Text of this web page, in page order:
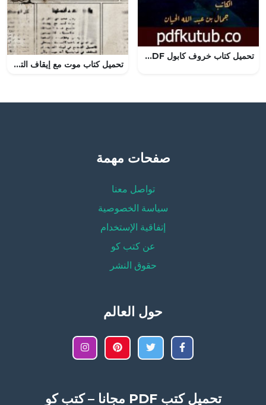
تحميل كتاب خروف كابول PDF تأليف جمال بن عبد الله الحيان مجانا [كامل]
تحميل كتاب موت مع إيقاف التنفيذ لطارق عز الدين بصيغة PDF مجانا
صفحات مهمة
تواصل معنا
سياسة الخصوصية
إتفاقية الإستخدام
عن كتب كو
حقوق النشر
حول العالم
تحميل كتب PDF مجانا – كتب كو